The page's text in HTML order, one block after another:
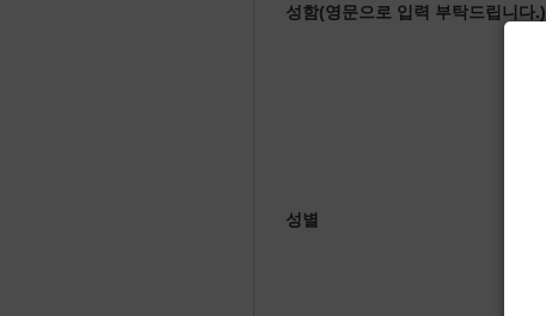
성함(영문으로 입력 부탁드립니다.)
성별